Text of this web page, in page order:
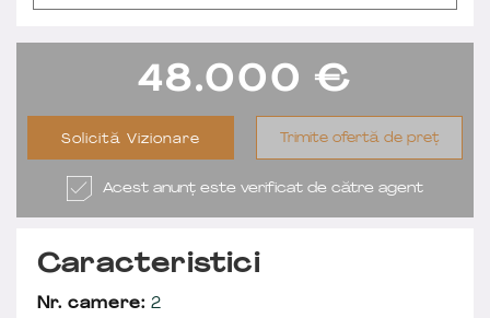
48.000 €
Solicită Vizionare Trimite ofertă de preț
Acest anunț este verificat de către agent
Caracteristici
Nr. camere: 2